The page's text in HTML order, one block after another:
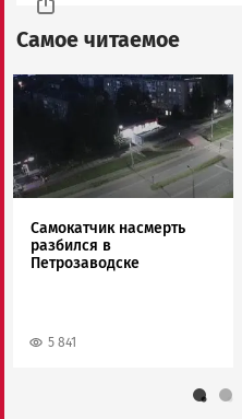
Самое читаемое
Image
Самокатчик насмерть
разбился в
Петрозаводске
5 841